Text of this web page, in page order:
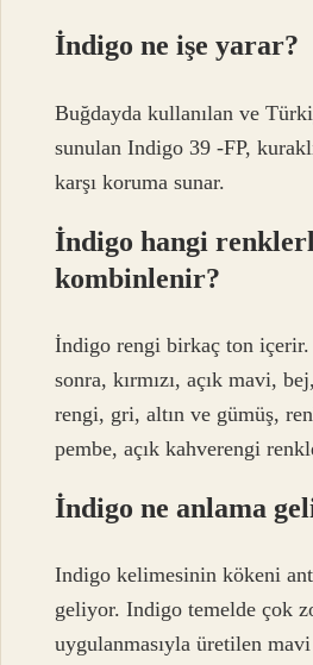
İndigo ne işe yarar?
Buğdayda kullanılan ve
sunulan Indigo 39 -FP,
karşı koruma sunar.
İndigo hangi
kombinlenir?
İndigo rengi birkaç ton içerir.
sonra, kırmızı, açık mavi,
rengi, gri, altın ve gümüş,
pembe, açık kahverengi
İndigo ne anlama
Indigo kelimesinin kökeni
geliyor. Indigo temelde çok
uygulanmasıyla üretilen